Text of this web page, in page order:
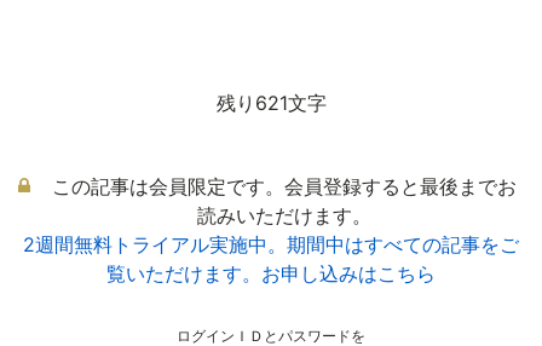
残り621文字
この記事は会員限定です。会員登録すると最後までお
読みいただけます。
2週間無料トライアル実施中。期間中はすべての記事をご
覧いただけます。お申し込みはこちら
ログインＩＤとパスワードを